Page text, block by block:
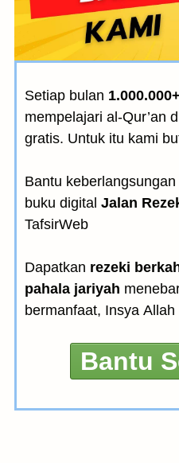
Setiap bulan 1.000.000+
mempelajari al-Qur’an
gratis. Untuk itu kami
Bantu
buku digital Jalan
TafsirWeb
Dapatkan rezeki
pahala jariyah
bermanfaat, Insya Allah
Bantu